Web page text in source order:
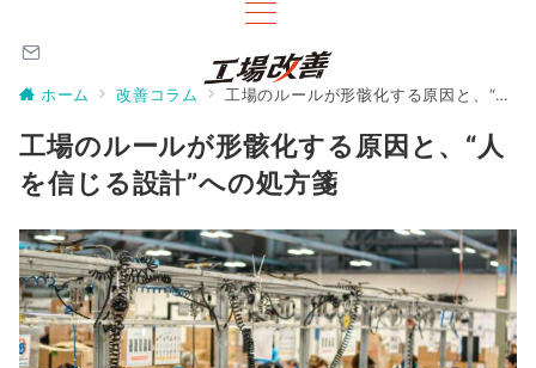
ホーム 改善コラム 工場のルールが形骸化する原因と、“人を信じる設計”への処方箋
工場のルールが形骸化する原因と、“人
を信じる設計”への処方箋